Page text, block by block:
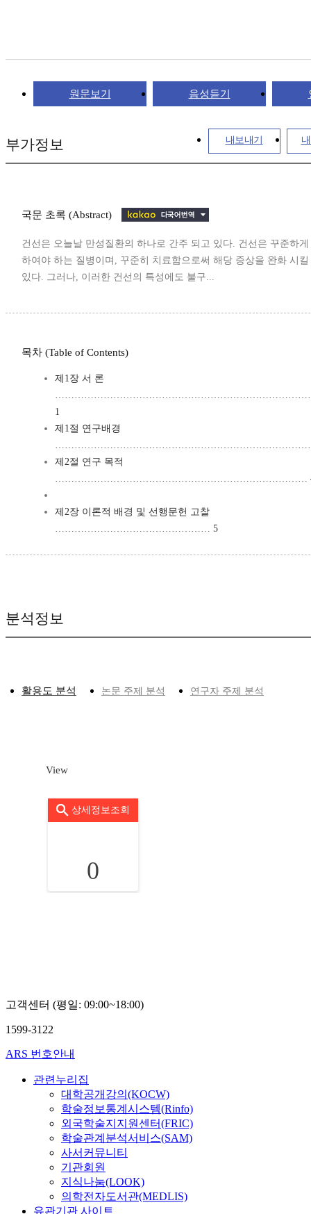
원문보기 음성듣기
내보내기
부가정보
국문 초록 (Abstract)
건선은 오늘날 만성질환의 하나로 간주 되고 있다. 건선은 꾸준하게
하여야 하는 질병이며, 꾸준히 치료함으로써 해당 증상을 완화 시킬
있다. 그러나, 이러한 건선의 특성에도 불구...
목차 (Table of Contents)
제1장 서 론
1
제1절 연구배경
제2절 연구 목적
……………………………………………………………………
제2장 이론적 배경 및 선행문헌 고찰
………………………………………… 5
분석정보
활용도 분석 논문 주제 분석 연구자 주제 분석
View
상세정보조회
0
고객센터 (평일: 09:00~18:00)
1599-3122
ARS 번호안내
관련누리집
대학공개강의(KOCW)
학술정보통계시스템(Rinfo)
외국학술지지원센터(FRIC)
학술관계분석서비스(SAM)
사서커뮤니티
기관회원
지식나눔(LOOK)
의학전자도서관(MEDLIS)
유관기관 사이트